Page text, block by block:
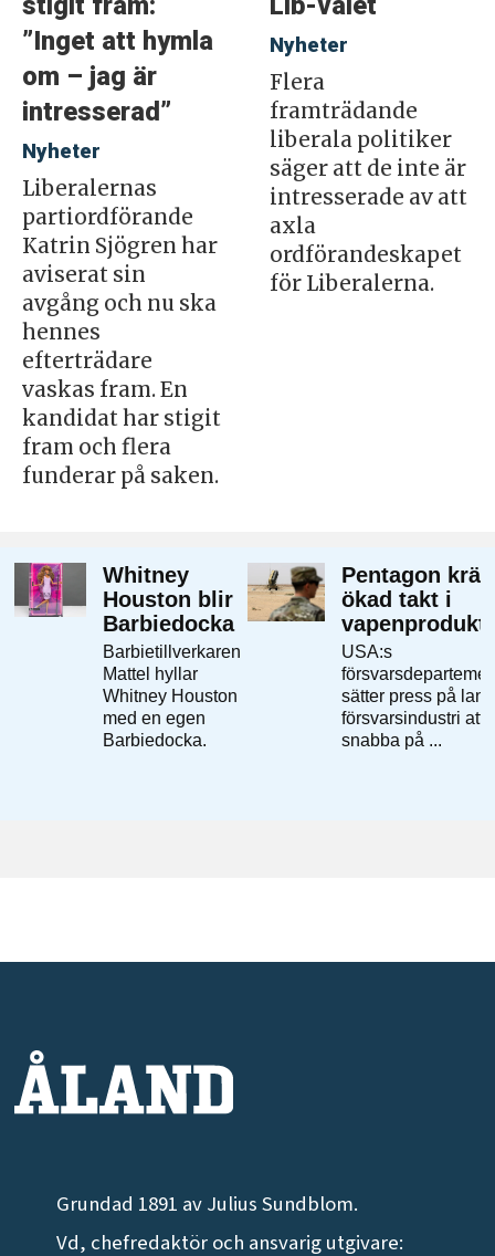
”Inget att hymla
om – jag är
intresserad”
Nyheter
Liberalernas
partiordförande
Katrin Sjögren har
aviserat sin
avgång och nu ska
hennes
efterträdare
vaskas fram. En
kandidat har stigit
fram och flera
funderar på saken.
Nyheter
Flera
framträdande
liberala politiker
säger att de inte är
intresserade av att
axla
ordförandeskapet
för Liberalerna.
Grundad 1891 av Julius Sundblom.
Vd, chefredaktör och ansvarig utgivare: